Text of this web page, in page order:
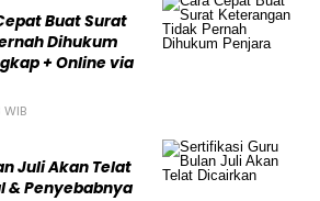
Buat Surat
Dihukum
+ Online via
Juli Akan Telat
& Penyebabnya